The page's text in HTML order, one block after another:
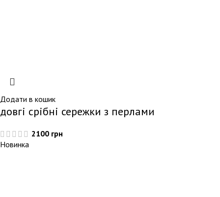
Додати в кошик
довгі срібні сережки з перлами
2100 грн
Новинка